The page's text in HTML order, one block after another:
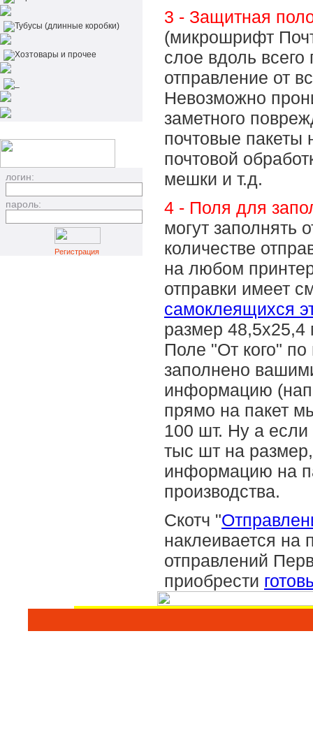
Тубусы (длинные коробки)
Хозтовары и прочее
логин:
пароль:
Регистрация
3 - Защитная
(микрошрифт
слое вдоль
отправление от
Невозможно
заметного
почтовые пакеты
почтовой
мешки и т.д.
4 - Поля для
могут заполнять
количестве
на любом
отправки имеет
самоклеящихся
размер
Поле "От кого"
заполнено
информацию
прямо на пакет
100 шт. Ну а
тыс шт на
информацию на
производства.
Скотч "
наклеивается на
отправлений
приобрести